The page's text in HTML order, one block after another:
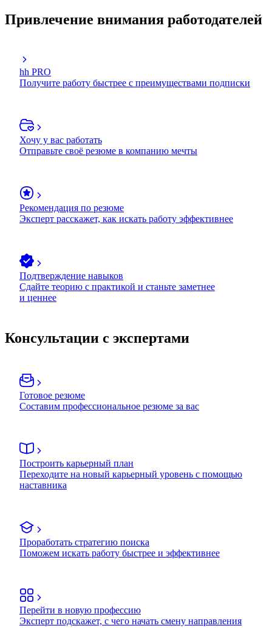
Привлечение внимания работодателей
hh PRO
Получите работу быстрее с преимуществами подписки
Хочу у вас работать
Отправьте своё резюме в компанию мечты
Рекомендация по резюме
Эксперт расскажет, как искать работу эффективнее
Подтверждение навыков
Сдайте теорию с практикой и станьте заметнее
и ценнее
Консультации с экспертами
Готовое резюме
Составим профессиональное резюме за вас
Построить карьерный план
Переходите на новый карьерный уровень с помощью
наставника
Проработать стратегию поиска
Поможем искать работу быстрее и эффективнее
Перейти в новую профессию
Эксперт подскажет, с чего начать смену направления